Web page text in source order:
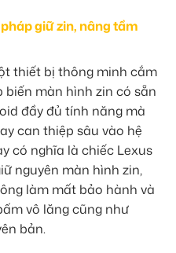
giữ zin, nâng tầm
thiết bị thông minh cắm
biến màn hình zin có sẵn
đầy đủ tính năng mà
can thiệp sâu vào hệ
có nghĩa là chiếc Lexus
nguyên màn hình zin,
làm mất bảo hành và
vô lăng cũng như
bản.